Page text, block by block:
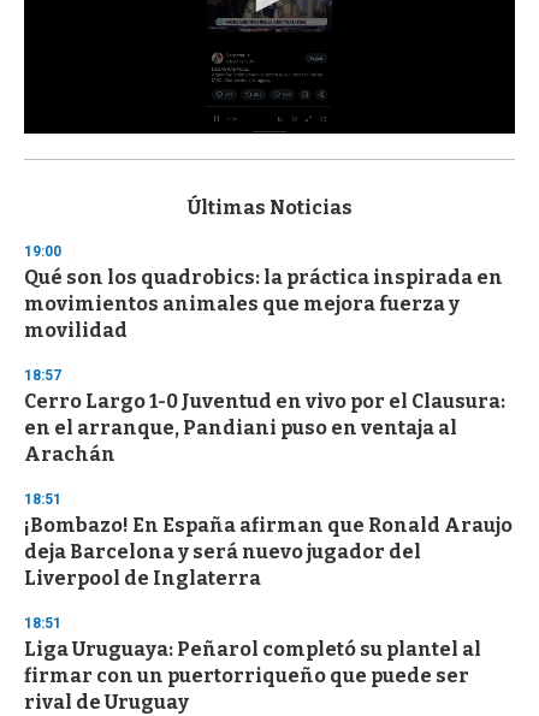
s
d
s
o
f
3
s
e
c
o
n
Últimas Noticias
19:00
Qué son los quadrobics: la práctica inspirada en
movimientos animales que mejora fuerza y
movilidad
18:57
Cerro Largo 1-0 Juventud en vivo por el Clausura:
en el arranque, Pandiani puso en ventaja al
Arachán
18:51
¡Bombazo! En España afirman que Ronald Araujo
deja Barcelona y será nuevo jugador del
Liverpool de Inglaterra
18:51
Liga Uruguaya: Peñarol completó su plantel al
firmar con un puertorriqueño que puede ser
rival de Uruguay